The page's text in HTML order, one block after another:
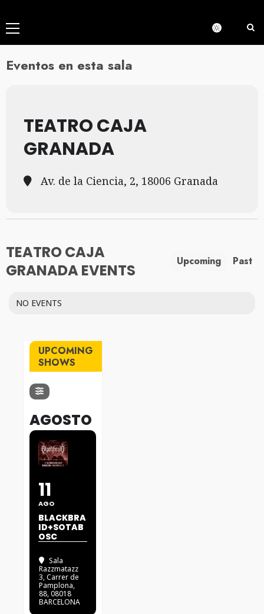
Menú
principal
Eventos en esta sala
TEATRO CAJA
GRANADA
Av. de la Ciencia, 2, 18006 Granada
TEATRO CAJA
GRANADA EVENTS
Upcoming Past
NO EVENTS
UPCOMING
SHOWS
AGOSTO
11
AGO
BLACKBRA
ID+SOTAB
OSC
Sala
Razzmatazz
3, Carrer de
Pamplona,
88, 08018
BARCELONA